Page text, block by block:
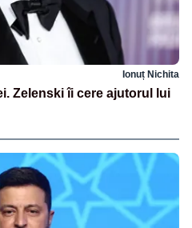
Ionuț Nichita
Zelenski îi cere ajutorul lui